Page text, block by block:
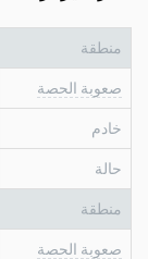
منطقة
صعوبة الحصة
خادم
حالة
منطقة
صعوبة الحصة